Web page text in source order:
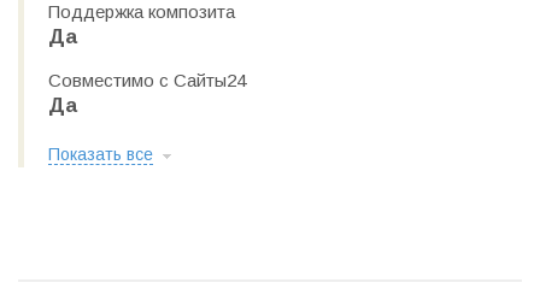
Поддержка композита
Да
Совместимо с Сайты24
Да
Показать все